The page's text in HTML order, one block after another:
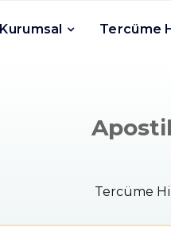
Kurumsal Tercüme
Tercüme